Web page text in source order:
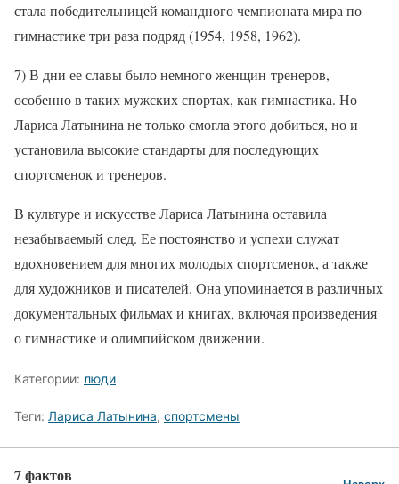
стала победительницей командного чемпионата мира по
гимнастике три раза подряд (1954, 1958, 1962).
7) В дни ее славы было немного женщин-тренеров,
особенно в таких мужских спортах, как гимнастика. Но
Лариса Латынина не только смогла этого добиться, но и
установила высокие стандарты для последующих
спортсменок и тренеров.
В культуре и искусстве Лариса Латынина оставила
незабываемый след. Ее постоянство и успехи служат
вдохновением для многих молодых спортсменок, а также
для художников и писателей. Она упоминается в различных
документальных фильмах и книгах, включая произведения
о гимнастике и олимпийском движении.
Категории: люди
Теги: Лариса Латынина, спортсмены
7 фактов